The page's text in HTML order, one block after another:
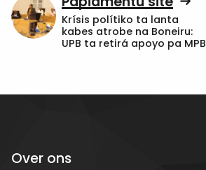
Krísis polítiko ta lanta
kabes atrobe na Boneiru:
UPB ta retirá apoyo pa MPB
Over ons